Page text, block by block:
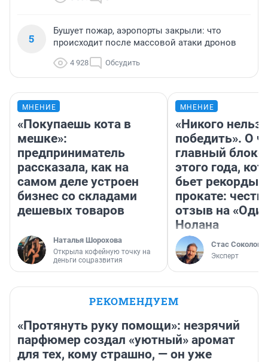
5
Бушует пожар, аэропорты закрыли: что
происходит после массовой атаки дронов
4 928 Обсудить
МНЕНИЕ
«Покупаешь кота в
мешке»:
предприниматель
рассказала, как на
самом деле устроен
бизнес со складами
дешевых товаров
Наталья Шорохова
Открыла кофейную точку на
деньги соцразвития
МНЕНИЕ
«Никого нельзя
победить». О
главный
этого года,
бьет рекорды в
прокате:
отзыв на
Нолана
Стас Соколов
Эксперт
РЕКОМЕНДУЕМ
«Протянуть руку помощи»: незрячий
парфюмер создал «уютный» аромат
для тех, кому страшно, — он уже